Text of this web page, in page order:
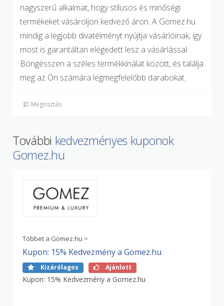
nagyszerű alkalmat, hogy stílusos és minőségi
termékeket vásároljon kedvező áron. A Gomez.hu
mindig a legjobb divatélményt nyújtja vásárlóinak, így
most is garantáltan elégedett lesz a vásárlással.
Böngésszen a széles termékkínálat között, és találja
meg az Ön számára legmegfelelőbb darabokat.
Megosztás
További kedvezményes kuponok
Gomez.hu
Többet a Gomez.hu >
Kupon: 15% Kedvezmény a Gomez.hu
Kizárólagos Ajánlott
Kupon: 15% Kedvezmény a Gomez.hu